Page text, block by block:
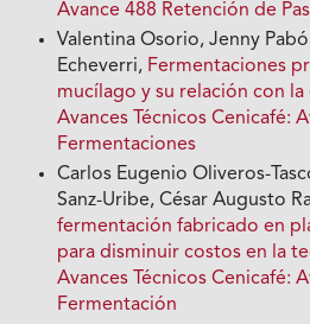
Avance 488 Retención de
Valentina Osorio, Jenny
Echeverri, Fermentaciones
mucílago y su relación con la
Avances Técnicos Cenicafé:
Fermentaciones
Carlos Eugenio Oliveros-
Sanz-Uribe, César Augusto
fermentación fabricado en
para disminuir costos en la
Avances Técnicos Cenicafé:
Fermentación